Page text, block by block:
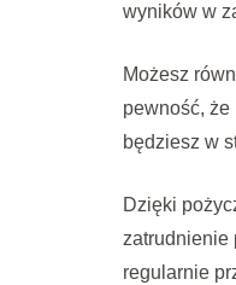
wyników w
Możesz
pewność,
będziesz w
Dzięki
zatrudnienie
regularnie